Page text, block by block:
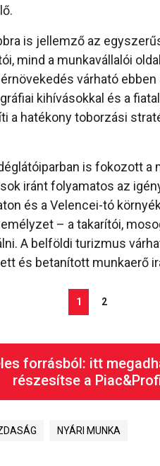
is jellemző az
mind a munkavállalói
várható
kihívásokkal és a
a hatékony toborzási
is fokozott
iránt folyamatos az
és a Velencei-tó
– a takarítói,
A belföldi turizmus
és betanított munkaerő
1 2
forrásból: itt
részesítse a
NYÁRI MUNKA